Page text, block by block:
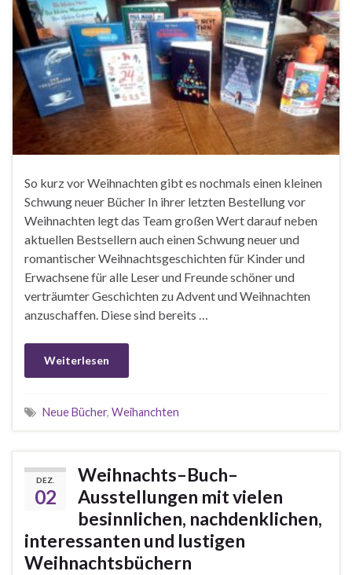
So kurz vor Weihnachten gibt es nochmals einen kleinen
Schwung neuer Bücher In ihrer letzten Bestellung vor
Weihnachten legt das Team großen Wert darauf neben
aktuellen Bestsellern auch einen Schwung neuer und
romantischer Weihnachtsgeschichten für Kinder und
Erwachsene für alle Leser und Freunde schöner und
verträumter Geschichten zu Advent und Weihnachten
anzuschaffen. Diese sind bereits …
Weiterlesen
Neue Bücher, Weihanchten
DEZ.
02
Weihnachts–Buch–
Ausstellungen mit vielen
besinnlichen, nachdenklichen,
interessanten und lustigen
Weihnachtsbüchern